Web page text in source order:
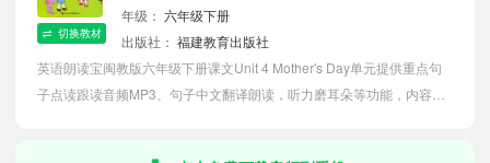
切换教材
年级： 六年级下册
出版社： 福建教育出版社
英语朗读宝闽教版六年级下册课文Unit 4 Mother's Day单元提供重点句
子点读跟读音频MP3、句子中文翻译朗读，听力磨耳朵等功能，内容同